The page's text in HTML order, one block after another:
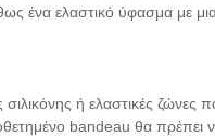
ένα ελαστικό ύφασμα με
ή ελαστικές ζώνες
bandeau θα πρέπει